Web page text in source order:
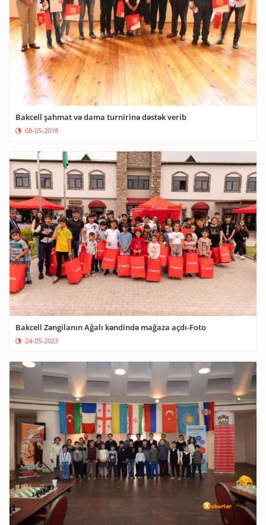
Bakcell şahmat və dama turnirinə dəstək verib
08-05-2018
Bakcell Zəngilanın Ağalı kəndində mağaza açdı-Foto
24-05-2023